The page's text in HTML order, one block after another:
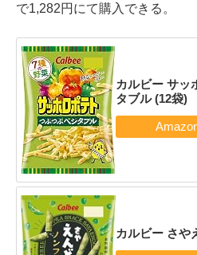
で1,282円にて購入できる。
カルビー サッ
タブル (12袋)
カルビー さや